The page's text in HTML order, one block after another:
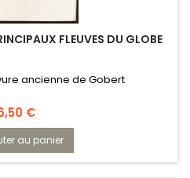
FLEUVES DU GLOBE
ancienne de Gobert
€
au panier